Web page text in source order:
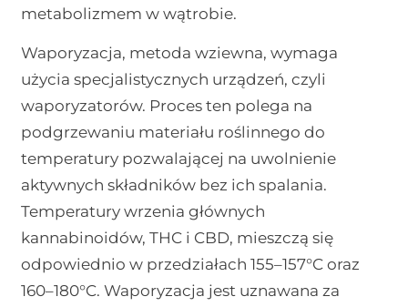
metabolizmem w wątrobie.
Waporyzacja, metoda wziewna, wymaga
użycia specjalistycznych urządzeń, czyli
waporyzatorów. Proces ten polega na
podgrzewaniu materiału roślinnego do
temperatury pozwalającej na uwolnienie
aktywnych składników bez ich spalania.
Temperatury wrzenia głównych
kannabinoidów, THC i CBD, mieszczą się
odpowiednio w przedziałach 155–157°C oraz
160–180°C. Waporyzacja jest uznawana za